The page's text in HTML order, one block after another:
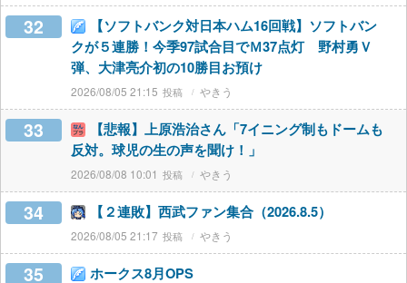
32
【ソフトバンク対日本ハム16回戦】ソフトバン
クが５連勝！今季97試合目でＭ37点灯 野村勇Ｖ
弾、大津亮介初の10勝目お預け
2026/08/05 21:15 やきう
33
【悲報】上原浩治さん「7イニング制もドームも
反対。球児の生の声を聞け！」
2026/08/08 10:01 やきう
34 【２連敗】西武ファン集合（2026.8.5）
2026/08/05 21:17 やきう
35 ホークス8月OPS